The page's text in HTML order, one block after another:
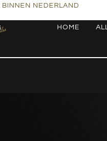
NEDERLAND
HOME